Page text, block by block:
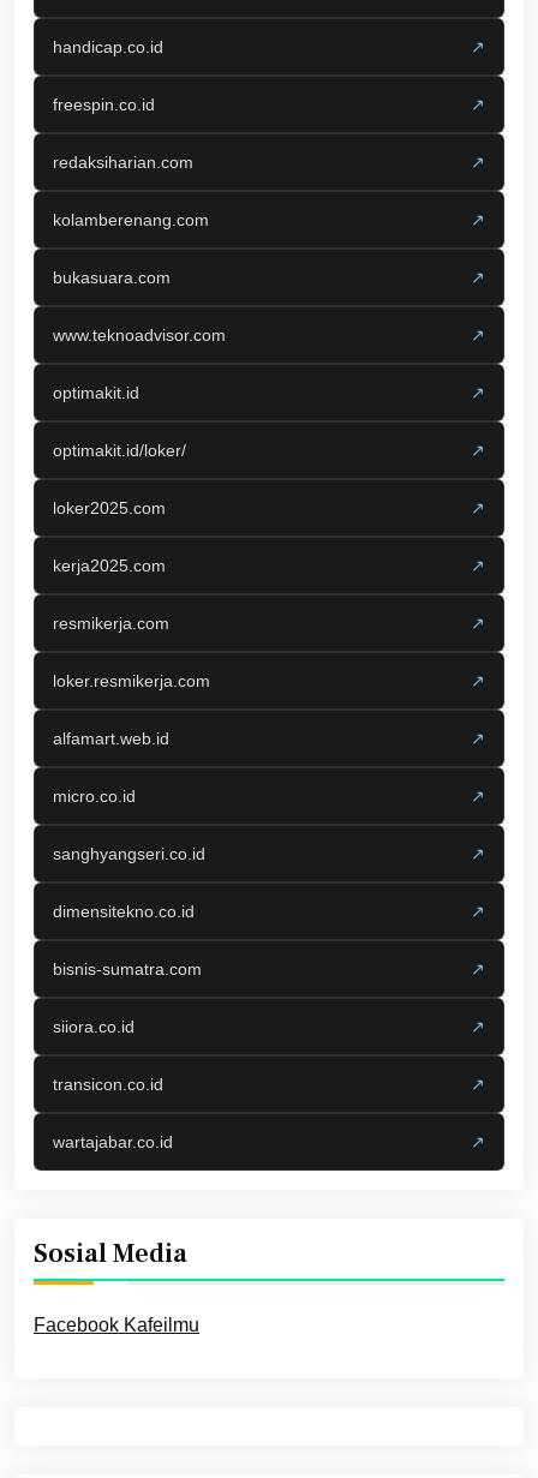
handicap.co.id ↗
freespin.co.id ↗
redaksiharian.com ↗
kolamberenang.com ↗
bukasuara.com ↗
www.teknoadvisor.com ↗
optimakit.id ↗
optimakit.id/loker/ ↗
loker2025.com ↗
kerja2025.com ↗
resmikerja.com ↗
loker.resmikerja.com ↗
alfamart.web.id ↗
micro.co.id ↗
sanghyangseri.co.id ↗
dimensitekno.co.id ↗
bisnis-sumatra.com ↗
siiora.co.id ↗
transicon.co.id ↗
wartajabar.co.id ↗
Sosial Media
Facebook Kafeilmu